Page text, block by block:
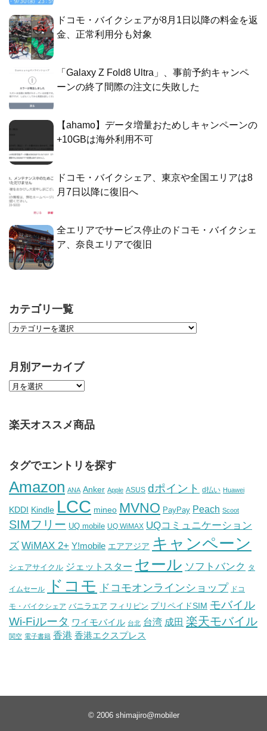
ドコモ・バイクシェアが8月1日以降の料金を返
金、正常利用分も対象
「Galaxy Z Fold8 Ultra」、事前予約キャンペ
ーンの終了間際の注文に失敗した
【ahamo】データ増量おためしキャンペーンの
+10GBは海外利用不可
ドコモ・バイクシェア、東京や全国エリアは8
月7日以降に復旧へ
全エリアでサービス停止のドコモ・バイクシェ
ア、奈良エリアで復旧
カテゴリ一覧
月別アーカイブ
楽天オススメ商品
タグでエントリを探す
Amazon ANA Anker Apple ASUS dポイント d払い Huawei
KDDI Kindle LCC mineo MVNO PayPay Peach Scoot
SIMフリー UQ mobile UQ WiMAX UQコミュニケーション
ズ WiMAX 2+ Y!mobile エアアジア キャンペーン
シェアサイクル ジェットスター セール ソフトバンク タ
イムセール ドコモ ドコモオンラインショップ ドコ
モ・バイクシェア バニラエア フィリピン プリペイドSIM モバイル
Wi-Fiルータ ワイモバイル 台北 台湾 成田 楽天モバイル
関空 電子書籍 香港 香港エクスプレス
© 2006 shimajiro@mobiler